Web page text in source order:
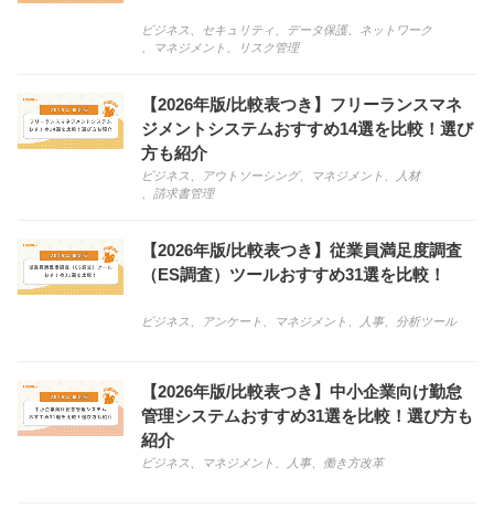
ビジネス セキュリティ データ保護、 ネットワーク
マネジメント リスク管理
【2026年版/比較表つき】フリーランスマネ
ジメントシステムおすすめ14選を比較！選び
方も紹介
ビジネス アウトソーシング、 マネジメント
人材
請求書管理
【2026年版/比較表つき】従業員満足度調査
（ES調査）ツールおすすめ31選を比較！
ビジネス アンケート マネジメント 人事、 分析ツール
【2026年版/比較表つき】中小企業向け勤怠
管理システムおすすめ31選を比較！選び方も
紹介
ビジネス マネジメント 人事、 働き方改革